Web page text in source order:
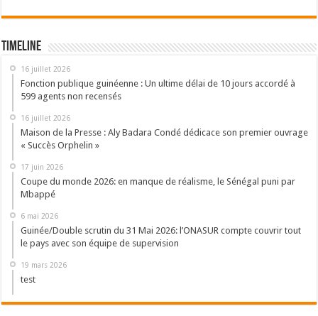
Timeline
16 juillet 2026
Fonction publique guinéenne : Un ultime délai de 10 jours accordé à
599 agents non recensés
16 juillet 2026
Maison de la Presse : Aly Badara Condé dédicace son premier ouvrage
« Succès Orphelin »
17 juin 2026
Coupe du monde 2026: en manque de réalisme, le Sénégal puni par
Mbappé
6 mai 2026
Guinée/Double scrutin du 31 Mai 2026: l’ONASUR compte couvrir tout
le pays avec son équipe de supervision
19 mars 2026
test